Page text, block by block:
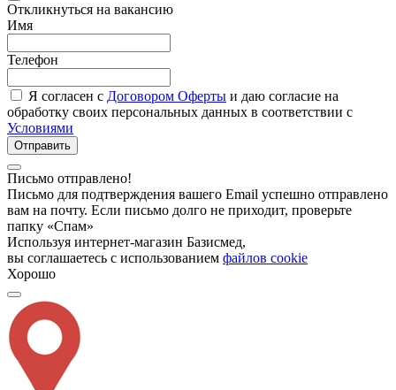
Откликнуться на вакансию
Имя
Телефон
Я согласен с Договором Оферты и даю согласие на
обработку своих персональных данных в соответствии с
Условиями
Отправить
Письмо отправлено!
Письмо для подтверждения вашего Email успешно отправлено
вам на почту. Если письмо долго не приходит, проверьте
папку «Спам»
Используя интернет-магазин Базисмед,
вы соглашаетесь с использованием файлов cookie
Хорошо